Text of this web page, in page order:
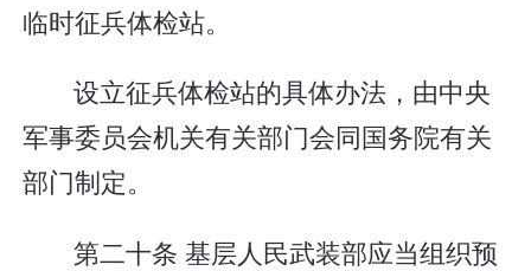
临时征兵体检站。
设立征兵体检站的具体办法，由中央
军事委员会机关有关部门会同国务院有关
部门制定。
第二十条 基层人民武装部应当组织预